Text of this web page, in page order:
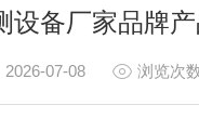
设备厂家品牌
2026-07-08 浏览次